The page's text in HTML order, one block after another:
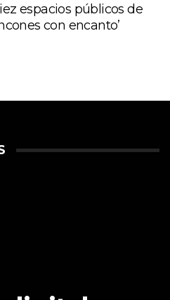
espacios públicos de
con encanto’